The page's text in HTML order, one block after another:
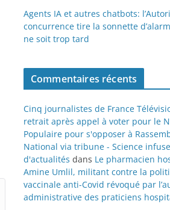
Agents IA et autres chatbots:
concurrence tire la sonnette
ne soit trop tard
Commentaires récents
Cinq journalistes de France
retrait après appel à voter pour le
Populaire pour s'opposer à
National via tribune - Science
d'actualités dans Le pharmacien
Amine Umlil, militant contre la
vaccinale anti-Covid révoqué par
administrative des praticiens